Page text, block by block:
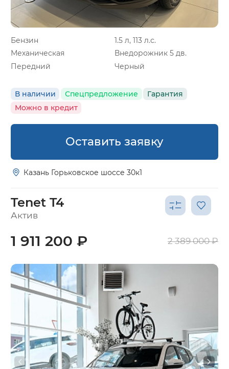
Бензин
1.5 л, 113 л.с.
Механическая
Внедорожник 5 дв.
Передний
Черный
В наличии Спецпредложение
Гарантия
Можно в кредит
Оставить заявку
Казань Горьковское шоссе 30к1
Tenet T4
Актив
1 911 200 ₽ 2 389 000 ₽